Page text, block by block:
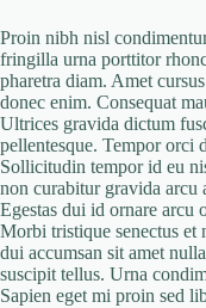
Proin nibh nisl
fringilla urna porttitor
pharetra diam. Amet
donec enim. Consequat
Ultrices gravida dictum
pellentesque. Tempor orci
Sollicitudin tempor id eu
non curabitur gravida arcu
Egestas dui id ornare arcu
Morbi tristique senectus et
dui accumsan sit amet
suscipit tellus. Urna
Sapien eget mi proin sed